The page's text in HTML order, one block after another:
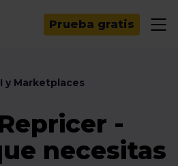
Prueba gratis
y Marketplaces
-
necesitas